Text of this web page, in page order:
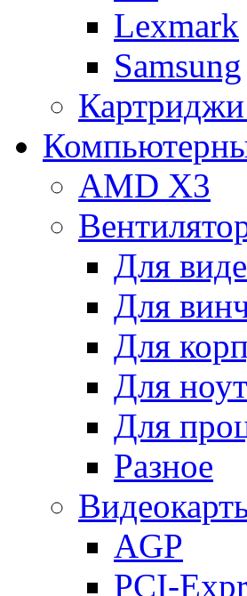
Lexmark
Samsung
AMD X3
Для
Для
Для
Для
Для
Разное
AGP
PCI-